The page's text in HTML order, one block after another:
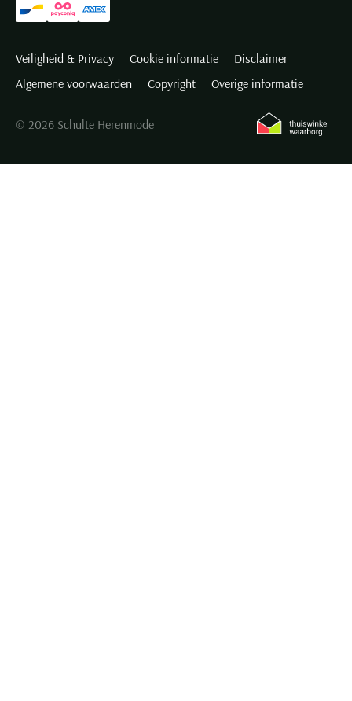
Veiligheid & Privacy Cookie informatie
Disclaimer
Algemene voorwaarden
Copyright Overige informatie
© 2026 Schulte Herenmode